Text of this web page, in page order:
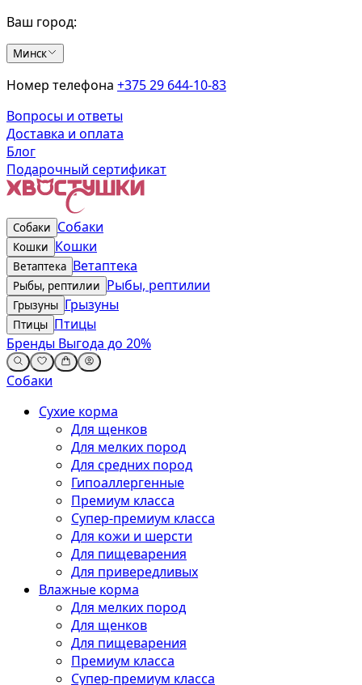
Ваш город:
Минск
Номер телефона +375 29 644-10-83
Вопросы и ответы
Доставка и оплата
Блог
Подарочный сертификат
Собаки Собаки
Кошки Кошки
Ветаптека Ветаптека
Рыбы, рептилии Рыбы, рептилии
Грызуны Грызуны
Птицы Птицы
Бренды Выгода до 20%
Собаки
Сухие корма
Для щенков
Для мелких пород
Для средних пород
Гипоаллергенные
Премиум класса
Супер-премиум класса
Для кожи и шерсти
Для пищеварения
Для привередливых
Влажные корма
Для мелких пород
Для щенков
Для пищеварения
Премиум класса
Супер-премиум класса